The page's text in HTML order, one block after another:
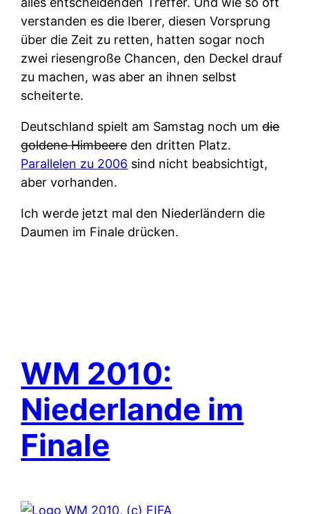
verstanden es die Iberer, diesen Vorsprung
über die Zeit zu retten, hatten sogar noch
zwei riesengroße Chancen, den Deckel drauf
zu machen, was aber an ihnen selbst
scheiterte.
Deutschland spielt am Samstag noch umdie
goldene Himbeereden dritten Platz.
Parallelen zu 2006 sind nicht beabsichtigt,
aber vorhanden.
Ich werde jetzt mal den Niederländern die
Daumen im Finale drücken.
WM 2010:
Niederlande im
Finale